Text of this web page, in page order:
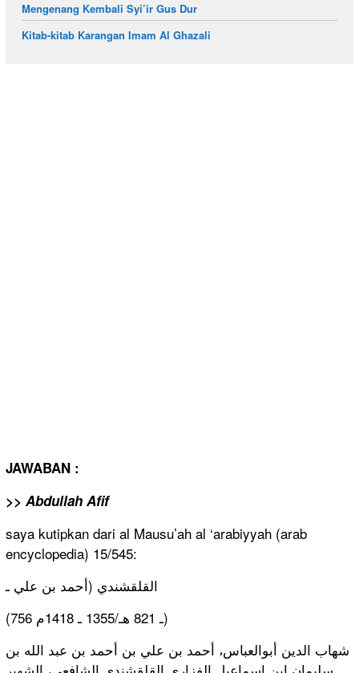
Mengenang Kembali Syi’ir Gus Dur
Kitab-kitab Karangan Imam Al Ghazali
JAWABAN :
>> Abdullah Afif
saya kutipkan dari al Mausu’ah al ‘arabiyyah (arab
encyclopedia) 15/545:
القلقشندي (أحمد بن علي ـ
(756 ـ 821 هـ/1355 ـ 1418م)
شهاب الدين أبوالعباس، أحمد بن علي بن أحمد بن عبد الله بن